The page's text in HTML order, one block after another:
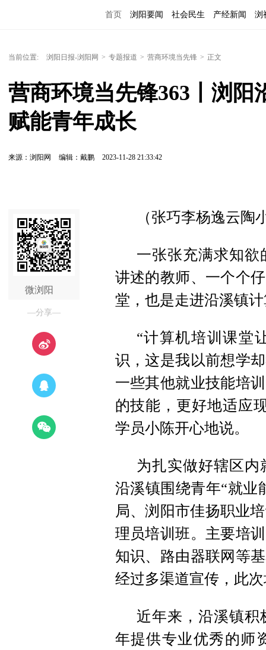
首页 浏阳要闻 社会民生 产经新闻 浏
当前位置: 浏阳日报-浏阳网 > 专题报道 > 营商环境当先锋 > 正文
营商环境当先锋363丨浏阳
赋能青年成长
来源：浏阳网 编辑：戴鹏 2023-11-28 21:33:42
微浏阳
—分享—
（张巧李杨逸云陶
一张张充满求知
讲述的教师、一个个
堂，也是走进沿溪镇
“计算机培训课堂
识，这是我以前想学
一些其他就业技能培
的技能，更好地适应
学员小陈开心地说。
为扎实做好辖区
沿溪镇围绕青年“就业
局、浏阳市佳扬职业
理员培训班。主要培
知识、路由器联网等
经过多渠道宣传，此
近年来，沿溪镇积
年提供专业优秀的师